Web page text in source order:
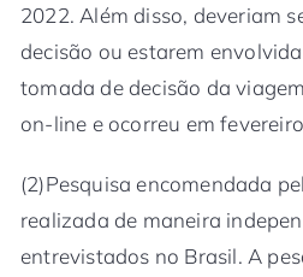
2022. Além disso, deveriam
decisão ou estarem
tomada de decisão da
on-line e ocorreu em
(2)Pesquisa encomendada
realizada de maneira
entrevistados no Brasil. A